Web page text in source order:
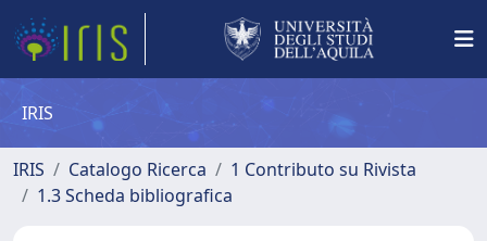
IRIS
IRIS Catalogo Ricerca
1 Contributo su Rivista
1.3 Scheda bibliografica